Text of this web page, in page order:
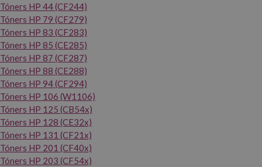
Tóners HP 44 (CF244)
Tóners HP 79 (CF279)
Tóners HP 83 (CF283)
Tóners HP 85 (CE285)
Tóners HP 87 (CF287)
Tóners HP 88 (CE288)
Tóners HP 94 (CF294)
Tóners HP 106 (W1106)
Tóners HP 125 (CB54x)
Tóners HP 128 (CE32x)
Tóners HP 131 (CF21x)
Tóners HP 201 (CF40x)
Tóners HP 203 (CF54x)